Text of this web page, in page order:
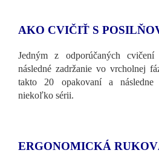
AKO CVIČIŤ S
Jedným z odporúčaných
následné zadržanie vo vrcholnej
takto 20 opakovaní a
niekoľko sérii.
ERGONOMICKÁ